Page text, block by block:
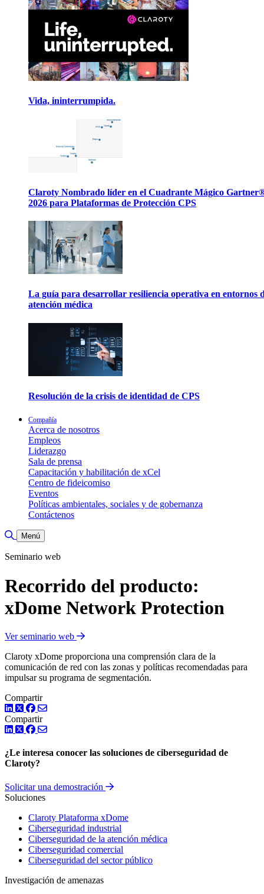
Vida, ininterrumpida.
Claroty Nombrado líder en el Cuadrante Mágico
2026 para Plataformas de Protección CPS
La guía para desarrollar resiliencia operativa en entornos
atención médica
Resolución de la crisis de identidad de CPS
Compañía
Acerca de nosotros
Empleos
Liderazgo
Sala de prensa
Capacitación y habilitación de xCel
Centro de fideicomiso
Eventos
Políticas ambientales, sociales y de gobernanza
Contáctenos
Alternar búsqueda
Menú
Seminario web
Recorrido del producto:
xDome Network Protection
Ver seminario web
Claroty xDome proporciona una comprensión clara de la
comunicación de red con las zonas y políticas recomendadas para
impulsar su programa de segmentación.
Compartir
LinkedIn
TwitterFacebook
Compartir
LinkedIn
TwitterFacebook
¿Le interesa conocer las soluciones de ciberseguridad de
Claroty?
Solicitar una demostración
Soluciones
Claroty Plataforma xDome
Ciberseguridad industrial
Ciberseguridad de la atención médica
Ciberseguridad comercial
Ciberseguridad del sector público
Investigación de amenazas